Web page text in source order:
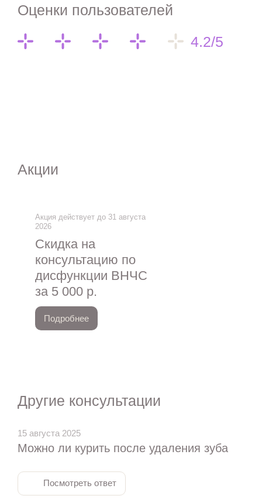
Оценки пользователей
4.2/5
Акции
Акция действует до 31 августа
2026
Скидка на
консультацию по
дисфункции ВНЧС
за 5 000 р.
Подробнее
Другие консультации
15 августа 2025
Можно ли курить после удаления зуба
Посмотреть ответ